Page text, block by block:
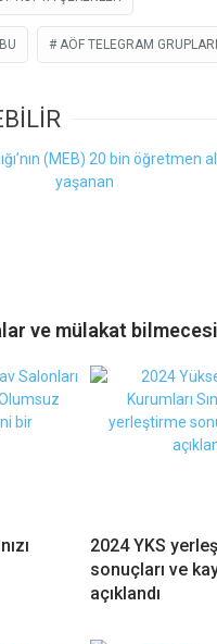
AÖF TELEGRAM GRUPLARI
ve mülakat bilmecesi
2024 YKS
sonuçları ve
açıklandı